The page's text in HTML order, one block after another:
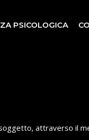
PSICOLOGICA
attraverso il